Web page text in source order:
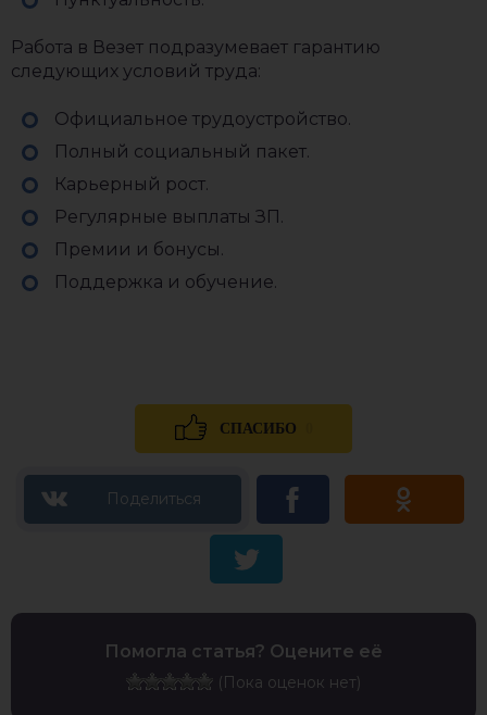
Работа в Везет подразумевает гарантию
следующих условий труда:
Официальное трудоустройство.
Полный социальный пакет.
Карьерный рост.
Регулярные выплаты ЗП.
Премии и бонусы.
Поддержка и обучение.
СПАСИБО
Помогла статья? Оцените её
(Пока оценок нет)